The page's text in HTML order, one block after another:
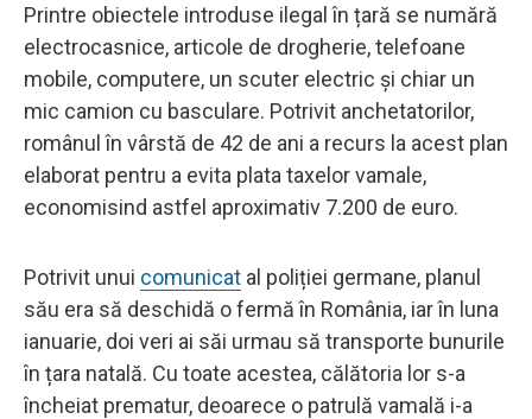
Printre obiectele introduse ilegal în țară se numără
electrocasnice, articole de drogherie, telefoane
mobile, computere, un scuter electric și chiar un
mic camion cu basculare. Potrivit anchetatorilor,
românul în vârstă de 42 de ani a recurs la acest plan
elaborat pentru a evita plata taxelor vamale,
economisind astfel aproximativ 7.200 de euro.
Potrivit unui comunicat al poliției germane, planul
său era să deschidă o fermă în România, iar în luna
ianuarie, doi veri ai săi urmau să transporte bunurile
în țara natală. Cu toate acestea, călătoria lor s-a
încheiat prematur, deoarece o patrulă vamală i-a